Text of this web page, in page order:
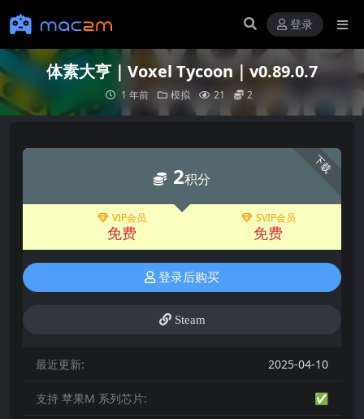
登录
体素大亨｜Voxel Tycoon｜v0.89.0.7
1 年前 模拟 21 2
下载
2积分
VIP会员
免费
SVIP会员
免费
登录后购买
Steam
最近更新: 2025-04-10
支持 苹果M 系列芯片: ✅